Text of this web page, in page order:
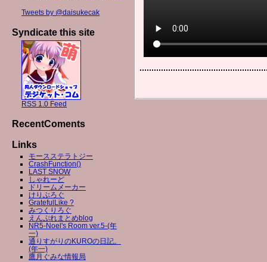
Tweets by @daisukecak
Syndicate this site
RSS 1.0 Feed
RecentComents
Links
モースステラトジー
CrashFunction()
LAST SNOW
しゃれーど
ドリームメーカー
けりぶろぐ
GratefulLike ?
みつくりろぐ
えんぷれまとめblog
NR5-Noel's Room ver.5-(年
一)
通りすがりのKUROの日記。
(年一)
鷹月ぐみな情報局